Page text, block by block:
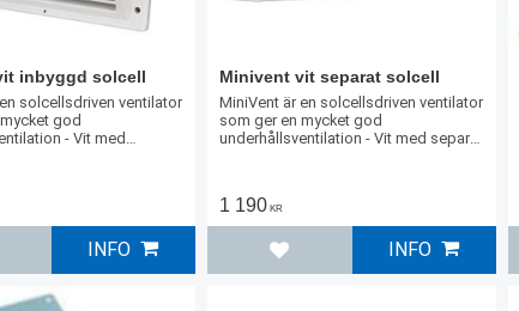
inbyggd solcell
solcellsdriven ventilator
god
- Vit med
till i favoriter
INFO
Minivent vit separat solcell
MiniVent är en solcellsdriven ventilator
som ger en mycket god
underhållsventilation - Vit med separat
1 190 KR
Lägg till i favoriter
INFO